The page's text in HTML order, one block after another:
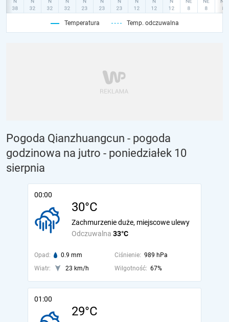
Temperatura Temp. odczuwalna
Pogoda Qianzhuangcun - pogoda
godzinowa na jutro - poniedziałek 10
sierpnia
00:00
30°C
Odczuwalna 33°C
Zachmurzenie duże, miejscowe ulewy
Opad: 0.9 mm Ciśnienie: 989 hPa
Wiatr:
23 km/h Wilgotność: 67%
01:00
29°C